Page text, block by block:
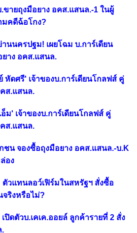
ขายถุงมือยาง อคส.แสนล.-1 ในผู้
มคดีฉ้อโกง?
นนครปฐม! เผยโฉม บ.การ์เดียน
าง อคส.แสนล.
ดศรี' เจ้าของบ.การ์เดียนโกลฟส์ คู่
ส.แสนล.
ม' เจ้าของบ.การ์เดียนโกลฟส์ คู่
ส.แสนล.
ชน จองซื้อถุงมือยาง อคส.แสนล.-บ.K
อง
ตัวแทนลอว์เฟิร์มในสหรัฐฯ สั่งซื้อ
ริงหรือไม่?
ดตัวบ.เคเค.ออยล์ ลูกค้ารายที่ 2 สั่ง
.